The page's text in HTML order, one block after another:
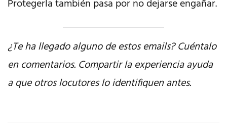
Protegerla también pasa por no dejarse engañar.
¿Te ha llegado alguno de estos emails? Cuéntalo
en comentarios. Compartir la experiencia ayuda
a que otros locutores lo identifiquen antes.